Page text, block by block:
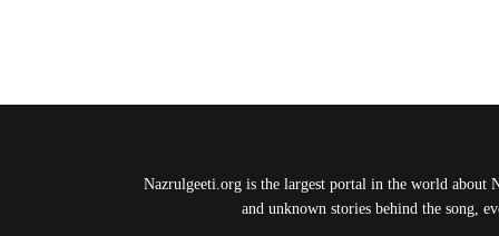
Nazrulgeeti.org is the largest portal in the world
and unknown stories behind the song,